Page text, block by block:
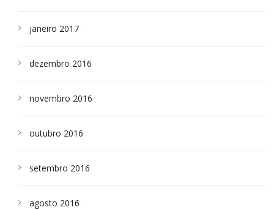
janeiro 2017
dezembro 2016
novembro 2016
outubro 2016
setembro 2016
agosto 2016